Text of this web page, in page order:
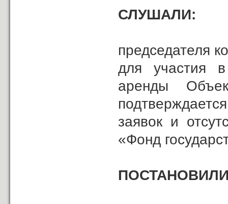
СЛУШАЛИ:
председателя
для участия
аренды
заявок и
«Фонд